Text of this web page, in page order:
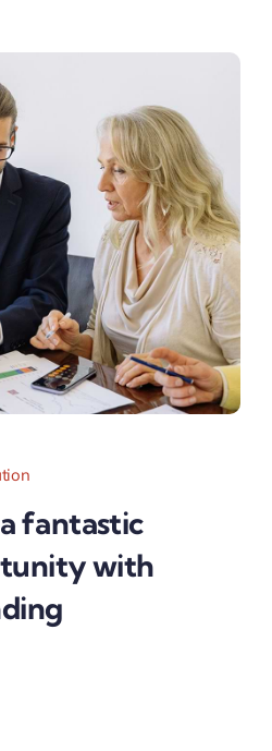
fantastic
with